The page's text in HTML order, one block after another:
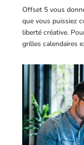
Offset 5 vous
que vous puissiez
liberté créative.
grilles calendaires